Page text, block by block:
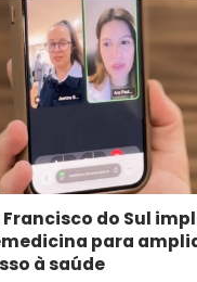
Francisco do Sul
para
à saúde